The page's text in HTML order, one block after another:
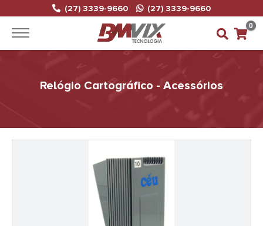
(27) 3339-9660 (27) 3339-9660
0
Relógio Cartográfico - Acessórios